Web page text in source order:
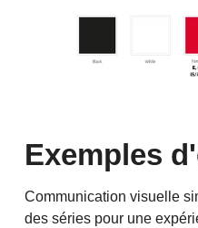
Exemples
Communication visuelle
des séries pour une